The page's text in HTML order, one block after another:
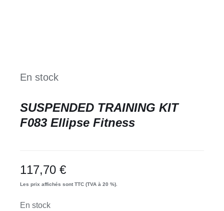
En stock
SUSPENDED TRAINING KIT
F083 Ellipse Fitness
117,70 €
Les prix affichés sont TTC (TVA à 20 %).
En stock